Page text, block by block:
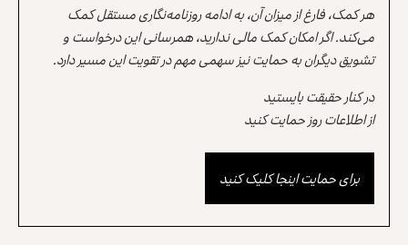
هر کمک، فارغ از میزان آن، به ادامه روزنامه‌نگاری مستقل کمک
می‌کند. اگر امکان کمک مالی ندارید، همرسانی این درخواست و
تشویق دیگران به حمایت نیز سهمی مهم در تقویت این مسیر دارد.
در کنار حقیقت بایستید
از اطلاعات روز حمایت کنید
برای حمایت اینجا کلیک کنید